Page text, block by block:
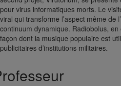
pour virus informatiques morts. Le
viral qui transforme l’aspect même de
continuum dynamique. Radiobolus,
façon dont la musique populaire est
publicitaires d’institutions militaires.